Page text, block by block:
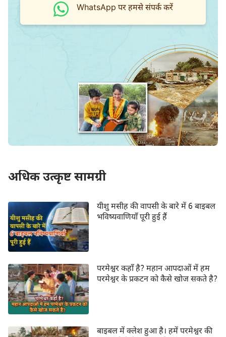
WhatsApp पर हमसे संपर्क करें
अधिक उत्कृष्ट सामग्री
यीशु मसीह की वापसी के बारे में 6 बाइबल
भविष्यवाणियाँ पूरी हुई हैं
परमेश्वर कहाँ है? महान आपदाओं में हम
परमेश्वर के प्रकटन को कैसे खोज सकते है?
बाइबल में क्लेश हुआ है। हमें परमेश्वर की